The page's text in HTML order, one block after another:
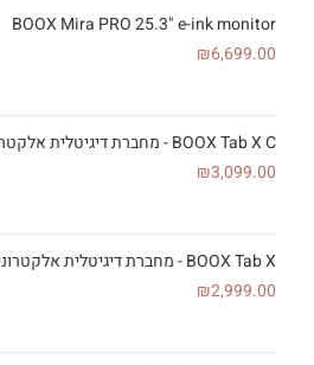
BOOX Mira PRO 25.3" e-ink monitor
₪6,699.00
BOOX Tab X C - מחברת דיגיטלית אלקטרונית
₪3,099.00
BOOX Tab X - מחברת דיגיטלית אלקטרונית
₪2,999.00